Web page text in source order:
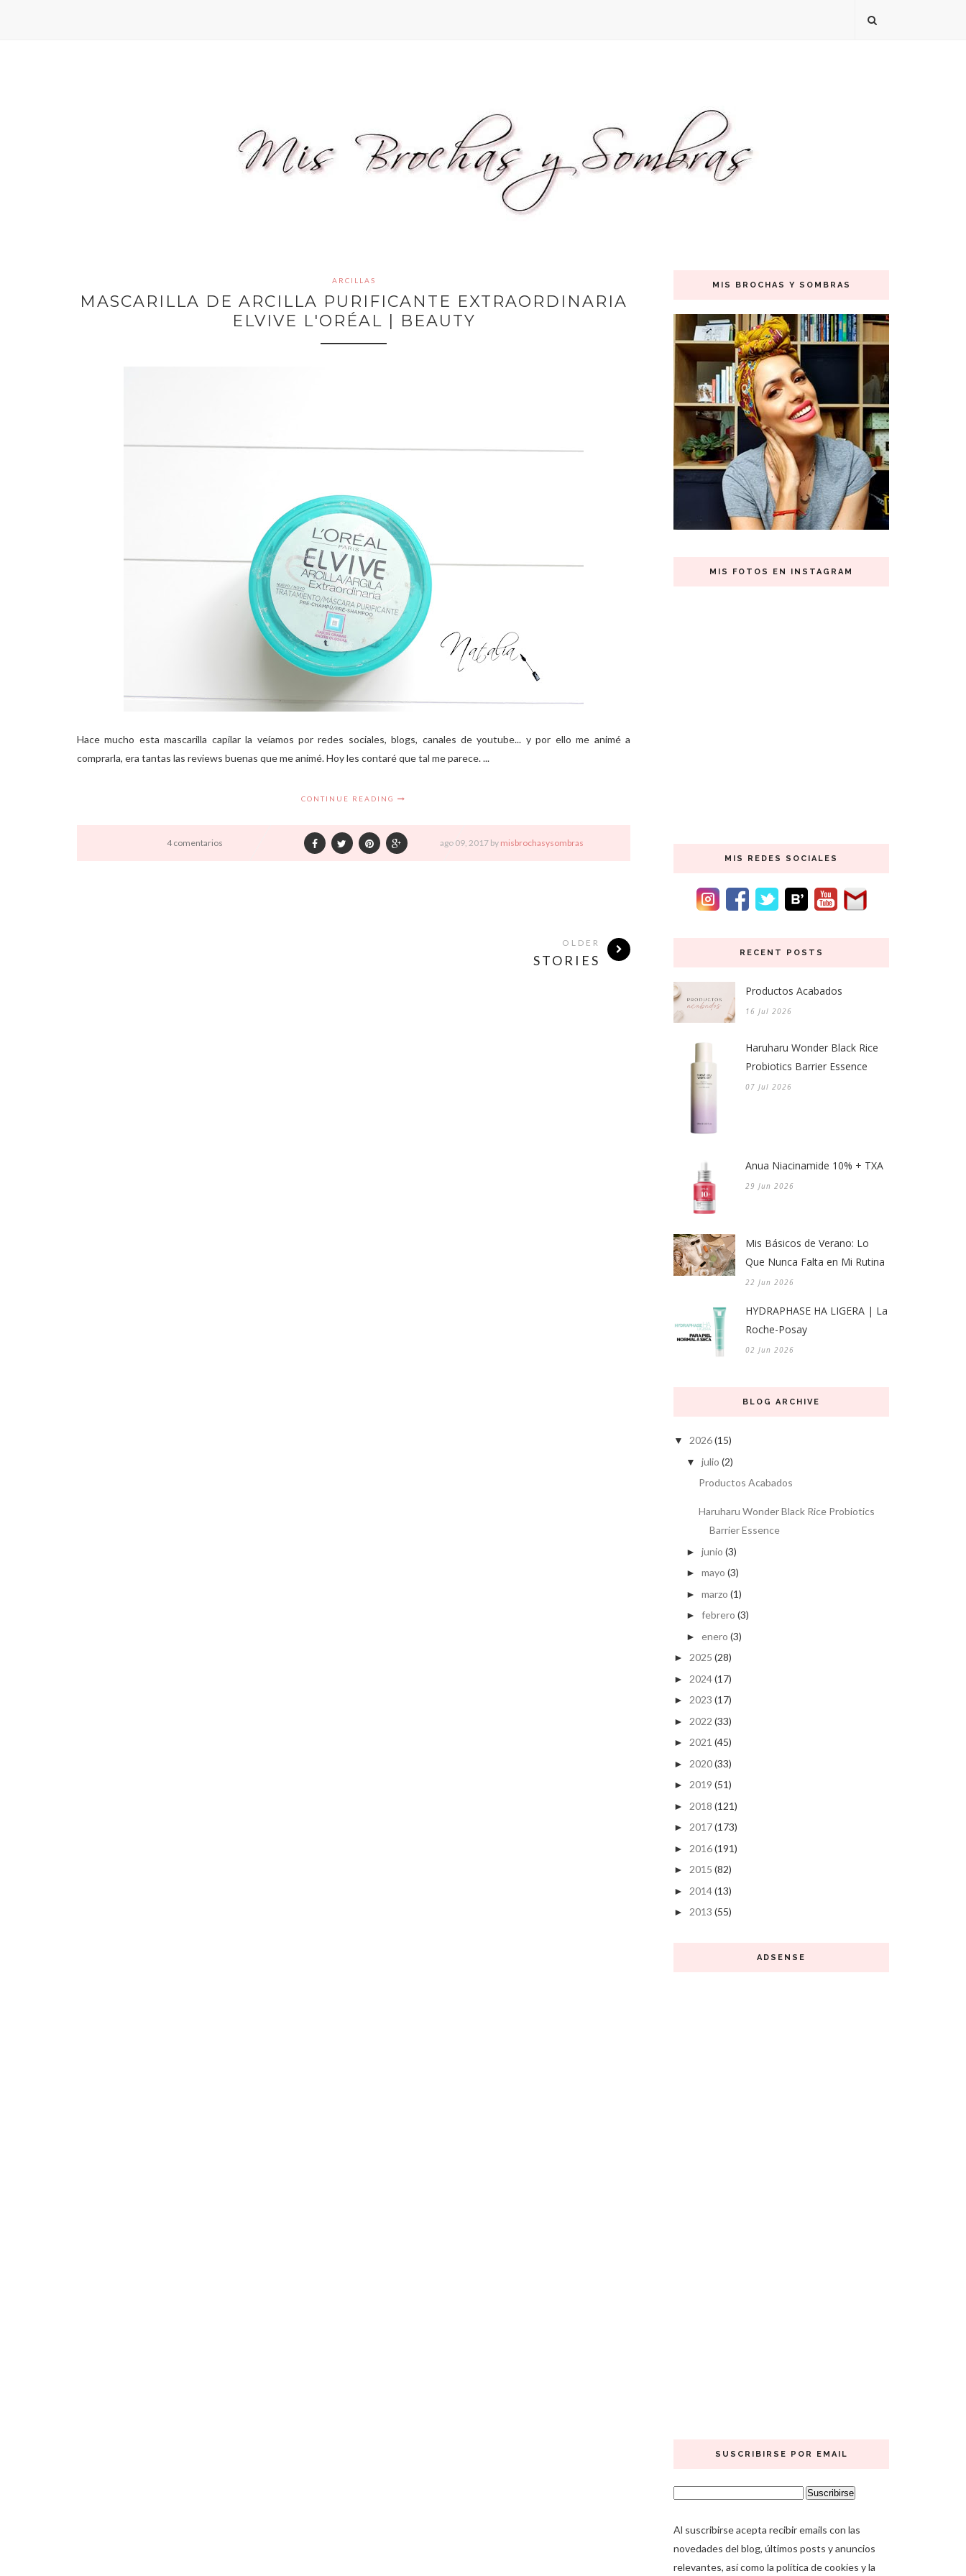
ARCILLAS
MASCARILLA DE ARCILLA PURIFICANTE EXTRAORDINARIA
ELVIVE L'ORÉAL | BEAUTY
Hace mucho esta mascarilla capilar la veíamos por redes sociales, blogs, canales de youtube... y por ello me animé a
comprarla, era tantas las reviews buenas que me animé. Hoy les contaré que tal me parece. ...
CONTINUE READING
4 comentarios ago 09, 2017 by misbrochasysombras
OLDER
STORIES
MIS BROCHAS Y SOMBRAS
MIS FOTOS EN INSTAGRAM
MIS REDES SOCIALES
RECENT POSTS
Productos Acabados
16 Jul 2026
Haruharu Wonder Black Rice
Probiotics Barrier Essence
07 Jul 2026
Anua Niacinamide 10% + TXA
29 Jun 2026
Mis Básicos de Verano: Lo
Que Nunca Falta en Mi Rutina
22 Jun 2026
HYDRAPHASE HA LIGERA | La
Roche-Posay
02 Jun 2026
BLOG ARCHIVE
▼ 2026(15)
▼ julio (2)
Productos Acabados
Haruharu Wonder Black Rice Probiotics
Barrier Essence
► junio (3)
► mayo (3)
► marzo (1)
► febrero (3)
► enero (3)
► 2025 (28)
► 2024(17)
► 2023 (17)
► 2022 (33)
► 2021 (45)
► 2020(33)
► 2019 (51)
► 2018 (121)
► 2017(173)
► 2016(191)
► 2015 (82)
► 2014(13)
► 2013 (55)
ADSENSE
SUSCRIBIRSE POR EMAIL
Al suscribirse acepta recibir emails con las
novedades del blog, últimos posts y anuncios
relevantes, así como la política de cookies y la